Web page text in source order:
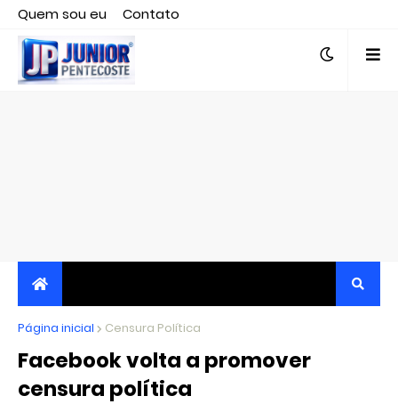
Quem sou eu
Contato
Editor responsável, jornalista Clovis Almeida.
JORNALISMO INDEPENDENTE, TRANSPARENTE E
CRÍTICO
Página inicial Censura Política
Facebook volta a promover
censura política